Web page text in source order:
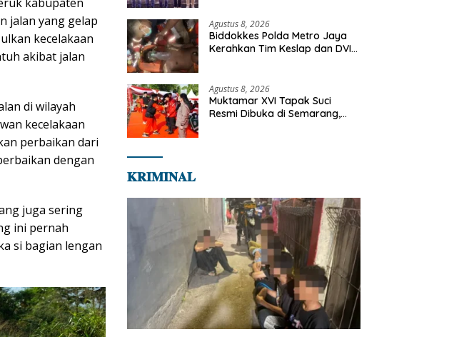
jalan yang gelap
kecelakaan
akibat jalan
di wilayah
kecelakaan
perbaikan dari
dengan
juga sering
ini pernah
si bagian lengan
Agustus 8, 2026
Biddokkes Polda Metro Jaya
Kerahkan Tim Keslap dan DVI
Agustus 8, 2026
Muktamar XVI Tapak Suci
Resmi Dibuka di Semarang,
𝐊𝐑𝐈𝐌𝐈𝐍𝐀𝐋